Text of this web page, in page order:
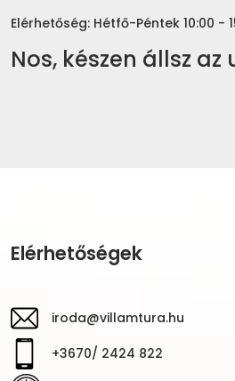
Elérhetőség: Hétfő-Péntek 10:00 -
Nos, készen állsz az
Elérhetőségek
iroda@villamtura.hu
+3670/ 2424 822